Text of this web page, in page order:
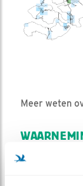
Meer weten